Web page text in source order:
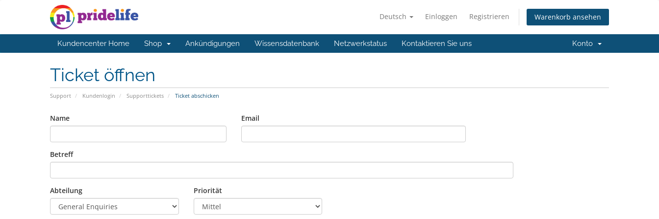
Deutsch Einloggen Registrieren Warenkorb ansehen
Kundencenter Home Shop Ankündigungen Wissensdatenbank Netzwerkstatus Kontaktieren Sie uns Konto
Ticket öffnen
Support Kundenlogin Supporttickets Ticket abschicken
Name Email
Betreff
Abteilung Priorität